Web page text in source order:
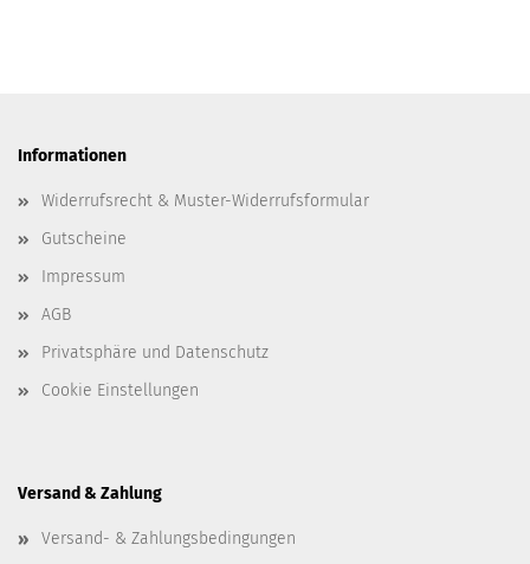
Informationen
Widerrufsrecht & Muster-Widerrufsformular
Gutscheine
Impressum
AGB
Privatsphäre und Datenschutz
Cookie Einstellungen
Versand & Zahlung
Versand- & Zahlungsbedingungen